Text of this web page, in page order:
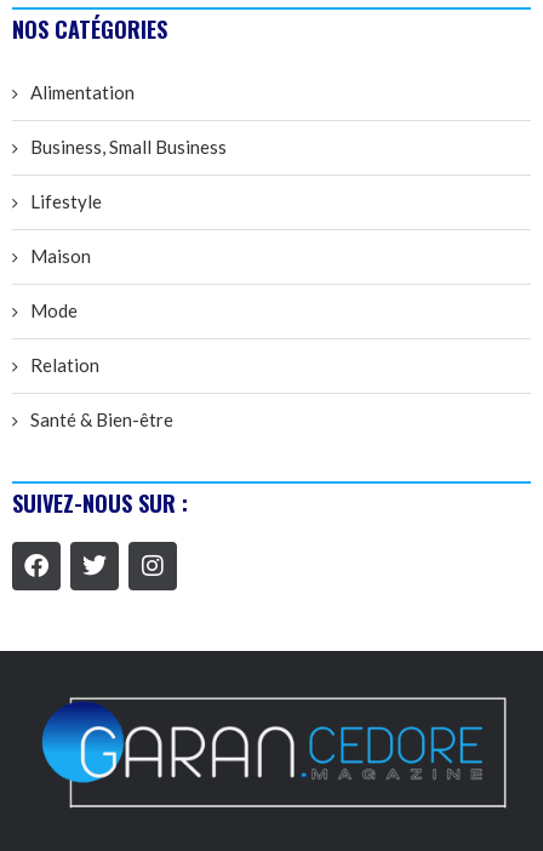
NOS CATÉGORIES
Alimentation
Business, Small Business
Lifestyle
Maison
Mode
Relation
Santé & Bien-être
SUIVEZ-NOUS SUR :